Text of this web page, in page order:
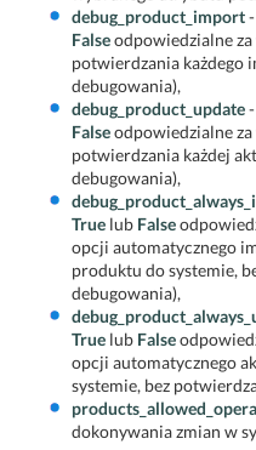
debug_product_import
Falseodpowiedzialne za
potwierdzania każdego
debugowania),
debug_product_update
Falseodpowiedzialne za
potwierdzania każdej
debugowania),
True lub False
opcji automatycznego
produktu do systemie,
debugowania),
True lub False
opcji automatycznego
systemie, bez
dokonywania zmian w